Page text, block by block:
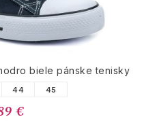
biele pánske tenisky
44 45
€